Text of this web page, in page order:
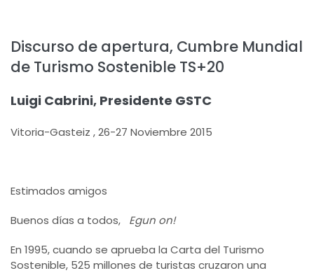
Discurso de apertura, Cumbre Mundial
de Turismo Sostenible TS+20
Luigi Cabrini, Presidente GSTC
Vitoria-Gasteiz , 26-27 Noviembre 2015
Estimados amigos
Buenos días a todos, Egun on!
En 1995, cuando se aprueba la Carta del Turismo
Sostenible, 525 millones de turistas cruzaron una